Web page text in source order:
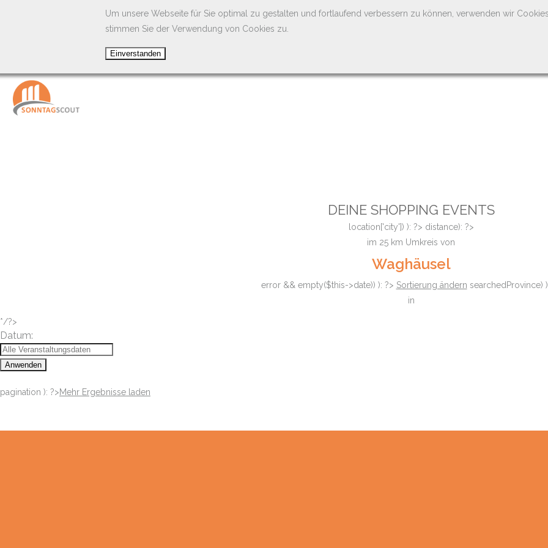
Um unsere Webseite für Sie optimal zu gestalten und fortlaufend verbessern zu können, verwenden wir
stimmen Sie der Verwendung von Cookies zu.
DEINE SHOPPING EVENTS
location['city']) ): ?> distance): ?>
im 25 km Umkreis von
Waghäusel
error && empty($this->date)) ): ?> Sortierung ändern searchedProvince)
in
*/?>
Datum:
Anwenden
pagination ): ?>Mehr Ergebnisse laden